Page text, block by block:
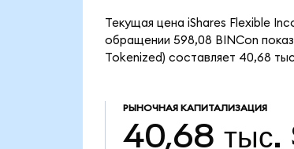
Текущая цена iShares Flexible
обращении 598,08 BINCon
Tokenized) составляет 40,68
РЫНОЧНАЯ КАПИТАЛИЗАЦИЯ
40,68 тыс.